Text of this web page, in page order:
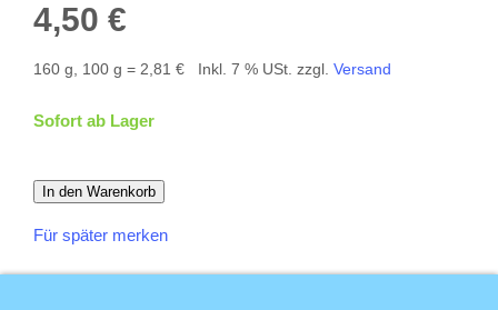
4,50 €
160 g, 100 g = 2,81 € Inkl. 7 % USt. zzgl. Versand
Sofort ab Lager
In den Warenkorb
Für später merken